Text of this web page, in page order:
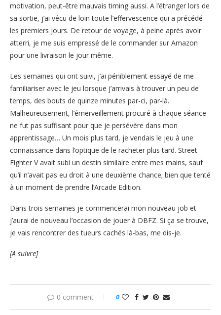
motivation, peut-être mauvais timing aussi. A l’étranger lors de
sa sortie, j’ai vécu de loin toute l’effervescence qui a précédé
les premiers jours. De retour de voyage, à peine après avoir
atterri, je me suis empressé de le commander sur Amazon
pour une livraison le jour même.
Les semaines qui ont suivi, j’ai péniblement essayé de me
familiariser avec le jeu lorsque j’arrivais à trouver un peu de
temps, des bouts de quinze minutes par-ci, par-là.
Malheureusement, l’émerveillement procuré à chaque séance
ne fut pas suffisant pour que je persévère dans mon
apprentissage… Un mois plus tard, je vendais le jeu à une
connaissance dans l’optique de le racheter plus tard. Street
Fighter V avait subi un destin similaire entre mes mains, sauf
qu’il n’avait pas eu droit à une deuxième chance; bien que tenté
à un moment de prendre l’Arcade Edition.
Dans trois semaines je commencerai mon nouveau job et
j’aurai de nouveau l’occasion de jouer à DBFZ. Si ça se trouve,
je vais rencontrer des tueurs cachés là-bas, me dis-je.
[A suivre]
0 comment 0